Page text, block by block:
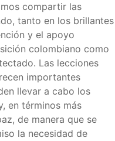
compartir las
tanto en los brillantes
y el apoyo
colombiano como
Las lecciones
importantes
llevar a cabo los
en términos más
de manera que se
la necesidad de